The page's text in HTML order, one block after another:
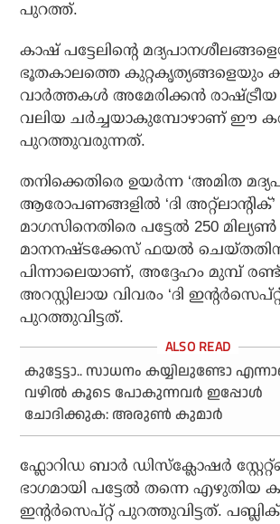
പുറത്ത്.
കാഷ് പട്ടേലിന്റെ
ഭൂതകാലത്തെ കുറ്റകൃത്യങ്ങളെയും
വാര്‍ത്തകള്‍ അമേരിക്കന്‍
വലിയ ചര്‍ച്ചയാകുമ്പോഴാണ് ഈ
പുറത്തുവരുന്നത്.
തനിക്കെതിരെ ഉയര്‍ന്ന ‘അമിത
ആരോപണങ്ങളില്‍ ‘ദി അറ്റ്ലാന്റിക്’
മാഗസിനെതിരെ പട്ടേല്‍ 250
മാനനഷ്ടക്കേസ് ഫയല്‍
പിന്നാലെയാണ്, അദ്ദേഹം മുമ്പ്
അറസ്റ്റിലായ വിവരം ‘ദി
പുറത്തുവിട്ടത്.
കുട്ടേട്ടാ.. സാധനം കയ്യിലുണ്ടോ
വഴിൽ കൂടെ പോകുന്നവർ ഇപ്പോൾ
ചോദിക്കുക: അരുൺ കുമാർ
ഫ്ലോറിഡ ബാര്‍ ഡിസ്‌ക്ലോഷര്‍
ഭാഗമായി പട്ടേല്‍ തന്നെ
ഇന്റര്‍സെപ്റ്റ് പുറത്തുവിട്ടത്. പബ്ലിക്